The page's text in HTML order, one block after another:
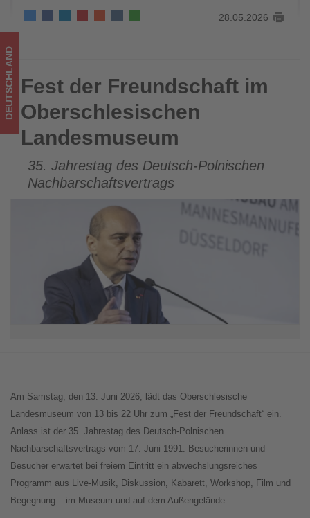
was
im
Tourismus
los
ist!
28.05.2026
Fest der Freundschaft im Oberschlesischen Landesmuseum
DEUTSCHLAND Fest der Freundschaft im
Oberschlesischen
Landesmuseum
35. Jahrestag des Deutsch-Polnischen
Nachbarschaftsvertrags
Am Samstag, den 13. Juni 2026, lädt das Oberschlesische
Landesmuseum von 13 bis 22 Uhr zum „Fest der Freundschaft“ ein.
Anlass ist der 35. Jahrestag des Deutsch-Polnischen
Nachbarschaftsvertrags vom 17. Juni 1991. Besucherinnen und
Besucher erwartet bei freiem Eintritt ein abwechslungsreiches
Programm aus Live-Musik, Diskussion, Kabarett, Workshop, Film und
Begegnung – im Museum und auf dem Außengelände.